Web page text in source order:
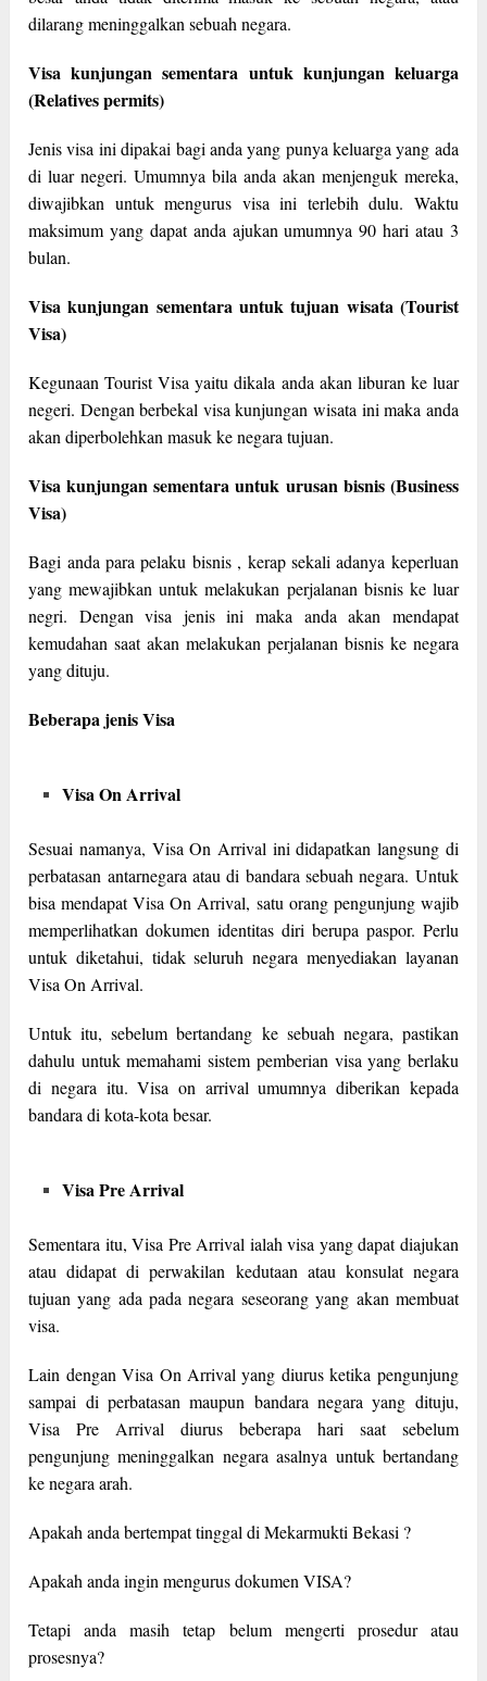
dilarang meninggalkan sebuah negara.
Visa kunjungan sementara untuk kunjungan keluarga
(Relatives permits)
Jenis visa ini dipakai bagi anda yang punya keluarga yang ada
di luar negeri. Umumnya bila anda akan menjenguk mereka,
diwajibkan untuk mengurus visa ini terlebih dulu. Waktu
maksimum yang dapat anda ajukan umumnya 90 hari atau 3
bulan.
Visa kunjungan sementara untuk tujuan wisata (Tourist
Visa)
Kegunaan Tourist Visa yaitu dikala anda akan liburan ke luar
negeri. Dengan berbekal visa kunjungan wisata ini maka anda
akan diperbolehkan masuk ke negara tujuan.
Visa kunjungan sementara untuk urusan bisnis (Business
Visa)
Bagi anda para pelaku bisnis , kerap sekali adanya keperluan
yang mewajibkan untuk melakukan perjalanan bisnis ke luar
negri. Dengan visa jenis ini maka anda akan mendapat
kemudahan saat akan melakukan perjalanan bisnis ke negara
yang dituju.
Beberapa jenis Visa
Visa On Arrival
Sesuai namanya, Visa On Arrival ini didapatkan langsung di
perbatasan antarnegara atau di bandara sebuah negara. Untuk
bisa mendapat Visa On Arrival, satu orang pengunjung wajib
memperlihatkan dokumen identitas diri berupa paspor. Perlu
untuk diketahui, tidak seluruh negara menyediakan layanan
Visa On Arrival.
Untuk itu, sebelum bertandang ke sebuah negara, pastikan
dahulu untuk memahami sistem pemberian visa yang berlaku
di negara itu. Visa on arrival umumnya diberikan kepada
bandara di kota-kota besar.
Visa Pre Arrival
Sementara itu, Visa Pre Arrival ialah visa yang dapat diajukan
atau didapat di perwakilan kedutaan atau konsulat negara
tujuan yang ada pada negara seseorang yang akan membuat
visa.
Lain dengan Visa On Arrival yang diurus ketika pengunjung
sampai di perbatasan maupun bandara negara yang dituju,
Visa Pre Arrival diurus beberapa hari saat sebelum
pengunjung meninggalkan negara asalnya untuk bertandang
ke negara arah.
Apakah anda bertempat tinggal di Mekarmukti Bekasi ?
Apakah anda ingin mengurus dokumen VISA?
Tetapi anda masih tetap belum mengerti prosedur atau
prosesnya?